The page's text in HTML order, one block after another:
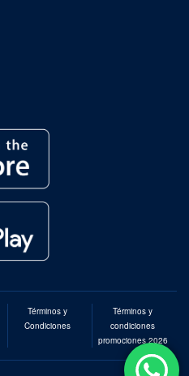
Términos y
Condiciones
Términos y
condiciones
promociones 2026